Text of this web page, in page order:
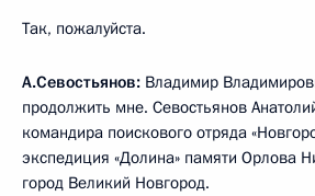
Так, пожалуйста.
А.Севостьянов: Владимир
продолжить мне. Севостьянов
командира поискового отряда
экспедиция «Долина» памяти Орлова
город Великий Новгород.